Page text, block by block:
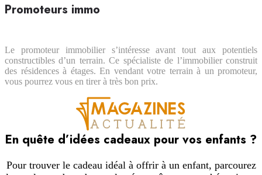
Promoteurs immo
Le promoteur immobilier s’intéresse avant tout aux potentiels
constructibles d’un terrain. Ce spécialiste de l’immobilier construit
des résidences à étages. En vendant votre terrain à un promoteur,
vous pourrez vous en tirer à très bon prix.
En quête d’idées cadeaux pour vos enfants ?
Pour trouver le cadeau idéal à offrir à un enfant, parcourez